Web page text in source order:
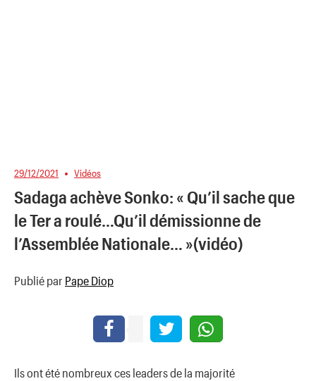
29/12/2021 Vidéos
Sadaga achève Sonko: « Qu’il sache que
le Ter a roulé…Qu’il démissionne de
l’Assemblée Nationale… »(vidéo)
Publié par Pape Diop
Ils ont été nombreux ces leaders de la majorité